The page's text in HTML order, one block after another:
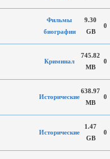
Фильмы
биографии
9.30
GB
0
Криминал
745.82
MB
0
Исторические
638.97
MB
0
Исторические
1.47
GB
0